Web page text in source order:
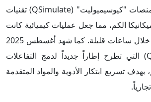
الأدوية، كما طوّرت منصات "كيوسيميوليت" (QSimulate) تقنيات
الكم، مما جعل عمليات كيميائية كانت
تستغرق أسابيع تنجز خلال ساعات قليلة. كما شهد أغسطس 2025
إطلاق منصة (QIDO) التي تطرح إطاراً جديداً لدمج التفاعلات
بهدف تسريع ابتكار الأدوية والمواد المتقدمة